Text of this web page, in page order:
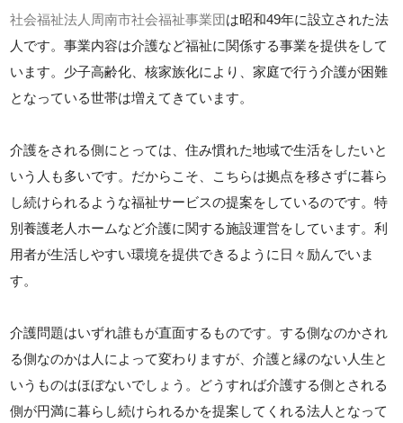
社会福祉法人周南市社会福祉事業団 は昭和49年に設立された法
人です。事業内容は介護など福祉に関係する事業を提供をして
います。少子高齢化、核家族化により、家庭で行う介護が困難
となっている世帯は増えてきています。
介護をされる側にとっては、住み慣れた地域で生活をしたいと
いう人も多いです。だからこそ、こちらは拠点を移さずに暮ら
し続けられるような福祉サービスの提案をしているのです。特
別養護老人ホームなど介護に関する施設運営をしています。利
用者が生活しやすい環境を提供できるように日々励んでいま
す。
介護問題はいずれ誰もが直面するものです。する側なのかされ
る側なのかは人によって変わりますが、介護と縁のない人生と
いうものはほぼないでしょう。どうすれば介護する側とされる
側が円満に暮らし続けられるかを提案してくれる法人となって